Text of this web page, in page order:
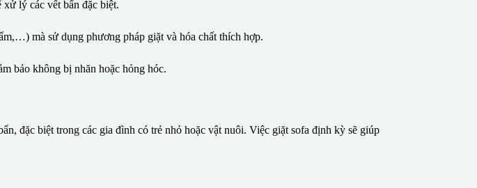
lý các vết bẩn đặc biệt.
mà sử dụng phương pháp giặt và hóa chất thích hợp.
bảo không bị nhăn hoặc hỏng hóc.
đặc biệt trong các gia đình có trẻ nhỏ hoặc vật nuôi. Việc giặt sofa định kỳ sẽ giúp